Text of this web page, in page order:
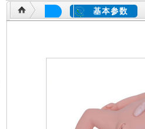
基本参数